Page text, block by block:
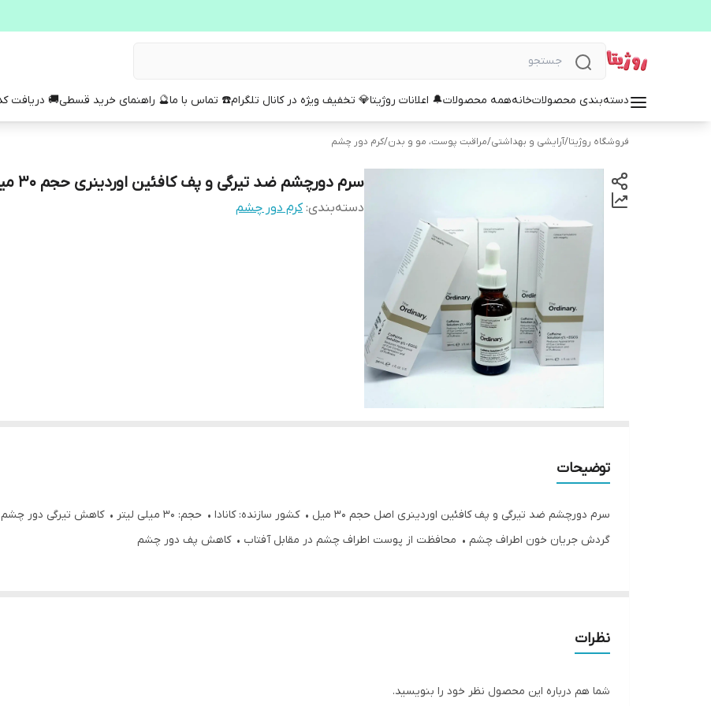
دسته‌بندی محصولاتخانههمه محصولات🔔 اعلانات روژیتا💎 تخفیف ویژه در کانال تلگرام☎️ تماس با ما🔮 راهنمای خرید قسطی🚚 دریافت
فروشگاه روژیتا/آرایشی و بهداشتی/مراقبت پوست، مو و بدن/کرم دور چشم
سرم دورچشم ضد تیرگی و پف کافئین اوردینری حجم 30 میل
دسته‌بندی:کرم دور چشم
توضیحات
سرم دورچشم ضد تیرگی و پف کافئین اوردینری اصل حجم 30 میل • کشور
گردش جریان خون اطراف چشم • محافظت از پوست اطراف چشم در مقابل آفتاب • کاهش پف دور چشم
نظرات
شما هم درباره این محصول نظر خود را بنویسید.